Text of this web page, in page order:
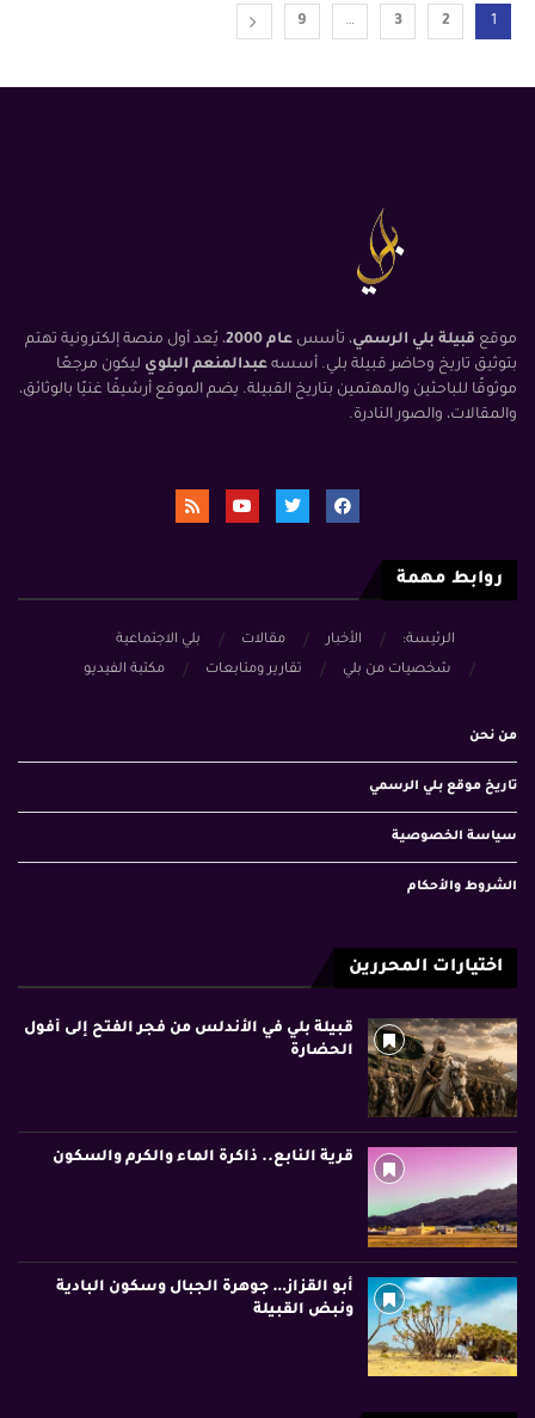
1
2
3
…
9
موقع قبيلة بلي الرسمي، تأسس عام 2000
، يُعد أول منصة إلكترونية تهتم
بتوثيق تاريخ وحاضر قبيلة بلي. أسسه عبدالمنعم البلوي ليكون مرجعًا
موثوقًا للباحثين والمهتمين بتاريخ القبيلة. يضم الموقع أرشيفًا غنيًا بالوثائق،
والمقالات، والصور النادرة.
روابط مهمة
الرئيسة: الأخبار مقالات
بلي الاجتماعية
شخصيات من بلي
تقارير ومتابعات مكتبة الفيديو
من نحن
تاريخ موقع بلي الرسمي
سياسة الخصوصية
الشروط والأحكام
اختيارات المحررين
قبيلة بلي في الأندلس من فجر الفتح إلى أفول
الحضارة
قرية النابع.. ذاكرة الماء والكرم والسكون
أبو القزاز… جوهرة الجبال وسكون البادية
ونبض القبيلة